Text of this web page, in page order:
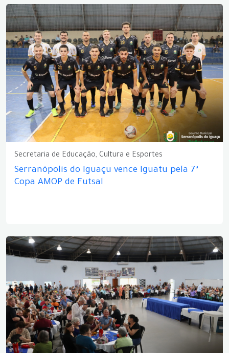
Secretaria de Educação, Cultura e Esportes
Serranópolis do Iguaçu vence Iguatu pela 7ª
Copa AMOP de Futsal